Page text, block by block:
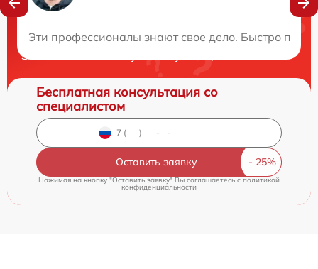
Эти профессионалы знают свое дело. Быстро
Нужна консультация?
Закажите бесплатную консультацию
Бесплатная консультация со
специалистом
Оставить заявку
Нажимая на кнопку "Оставить заявку" Вы соглашаетесь cполитикой
конфиденциальности